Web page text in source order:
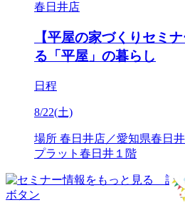
春日井店
【平屋の家づくりセミ
る「平屋」の暮らし
日程
8/22(土)
場所 春日井店／愛知県春日
プラット春日井１階